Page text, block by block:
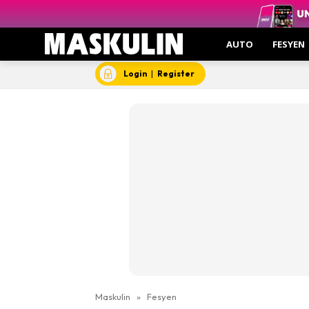
AUTO FESYEN
Login | Register
Maskulin » Fesyen